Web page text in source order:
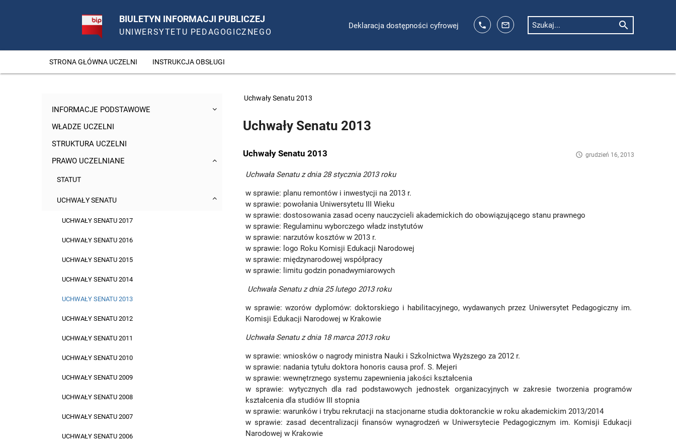
BIULETYN INFORMACJI PUBLICZEJ
UNIWERSYTETU PEDAGOGICZNEGO
Deklaracja dostępności cyfrowej phone mail_outline Szukaj... search
STRONA GŁÓWNA UCZELNI INSTRUKCJA OBSŁUGI
INFORMACJE PODSTAWOWE
WŁADZE UCZELNI
STRUKTURA UCZELNI
PRAWO UCZELNIANE
STATUT
UCHWAŁY SENATU
UCHWAŁY SENATU 2017
UCHWAŁY SENATU 2016
UCHWAŁY SENATU 2015
UCHWAŁY SENATU 2014
UCHWAŁY SENATU 2013
UCHWAŁY SENATU 2012
UCHWAŁY SENATU 2011
UCHWAŁY SENATU 2010
UCHWAŁY SENATU 2009
UCHWAŁY SENATU 2008
UCHWAŁY SENATU 2007
UCHWAŁY SENATU 2006
Uchwały Senatu 2013
Uchwały Senatu 2013
access_time grudzień 16, 2013
Uchwały Senatu 2013
Uchwała Senatu z dnia 28 stycznia 2013 roku
w sprawie: planu remontów i inwestycji na 2013 r.
w sprawie: powołania Uniwersytetu III Wieku
w sprawie: dostosowania zasad oceny nauczycieli akademickich do obowiązującego stanu prawnego
w sprawie: Regulaminu wyborczego władz instytutów
w sprawie: narzutów kosztów w 2013 r.
w sprawie: logo Roku Komisji Edukacji Narodowej
w sprawie: międzynarodowej współpracy
w sprawie: limitu godzin ponadwymiarowych
Uchwała Senatu z dnia 25 lutego 2013 roku
w sprawie: wzorów dyplomów: doktorskiego i habilitacyjnego, wydawanych przez Uniwersytet Pedagogiczny im.
Komisji Edukacji Narodowej w Krakowie
Uchwała Senatu z dnia 18 marca 2013 roku
w sprawie: wniosków o nagrody ministra Nauki i Szkolnictwa Wyższego za 2012 r.
w sprawie: nadania tytułu doktora honoris causa prof. S. Mejeri
w sprawie: wewnętrznego systemu zapewnienia jakości kształcenia
w sprawie: wytycznych dla rad podstawowych jednostek organizacyjnych w zakresie tworzenia programów
kształcenia dla studiów III stopnia
w sprawie: warunków i trybu rekrutacji na stacjonarne studia doktoranckie w roku akademickim 2013/2014
w sprawie: zasad decentralizacji finansów wynagrodzeń w Uniwersytecie Pedagogicznym im. Komisji Edukacji
Narodowej w Krakowie